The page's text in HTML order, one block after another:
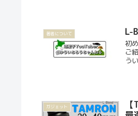
著者について L-
初
ご
う
ガジェット